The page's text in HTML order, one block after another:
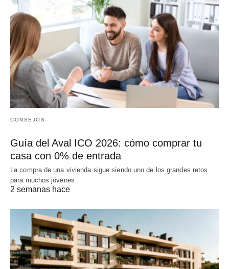
CONSEJOS
Guía del Aval ICO 2026: cómo comprar tu
casa con 0% de entrada
La compra de una vivienda sigue siendo uno de los grandes retos
para muchos jóvenes…
2 semanas hace